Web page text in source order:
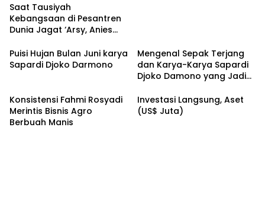
Saat Tausiyah
Kebangsaan di Pesantren
Dunia Jagat ‘Arsy, Anies
Dukungan dari Abah Aos
Puisi Hujan Bulan Juni karya
Sapardi Djoko Darmono
Mengenal Sepak Terjang
dan Karya-Karya Sapardi
Djoko Damono yang Jadi
Konsistensi Fahmi Rosyadi
Merintis Bisnis Agro
Berbuah Manis
Investasi Langsung, Aset
(US$ Juta)